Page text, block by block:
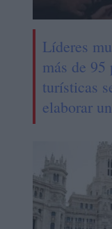
Líderes
más de 95
turísticas
elaborar